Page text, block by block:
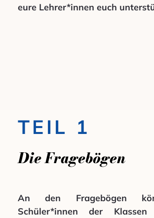
eure Lehrer*innen euch
TEIL 1
Die Fragebögen
An den Fragebögen
Schüler*innen der